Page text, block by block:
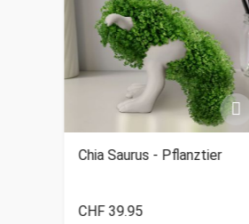
Chia Saurus - Pflanztier
CHF 39.95